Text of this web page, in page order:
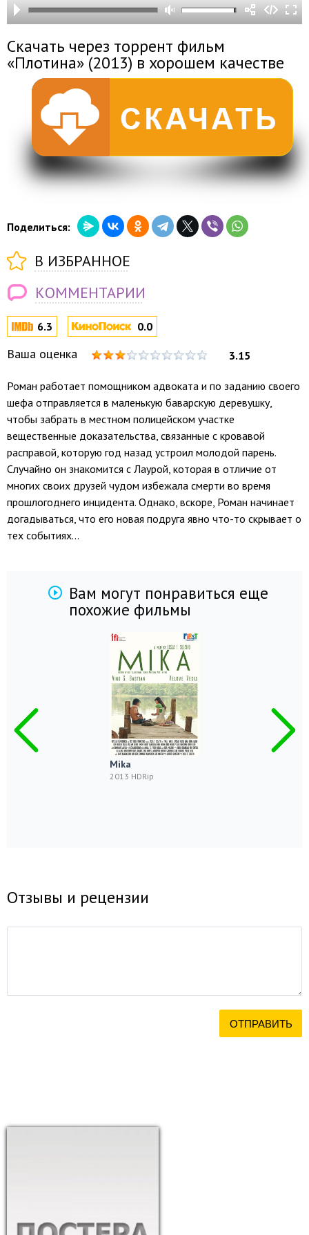
6.3 0.0
Ваша оценка 3.15
Роман работает помощником адвоката и по заданию своего
шефа отправляется в маленькую баварскую деревушку,
чтобы забрать в местном полицейском участке
вещественные доказательства, связанные с кровавой
расправой, которую год назад устроил молодой парень.
Случайно он знакомится с Лаурой, которая в отличие от
многих своих друзей чудом избежала смерти во время
прошлогоднего инцидента. Однако, вскоре, Роман начинает
догадываться, что его новая подруга явно что-то скрывает о
тех событиях...
Скачать через торрент фильм
«Плотина» (2013) в хорошем качестве
Поделиться:
В ИЗБРАННОЕ
КОММЕНТАРИИ
Вам могут понравиться еще
похожие фильмы
Mika
2013 HDRip
Отзывы и рецензии